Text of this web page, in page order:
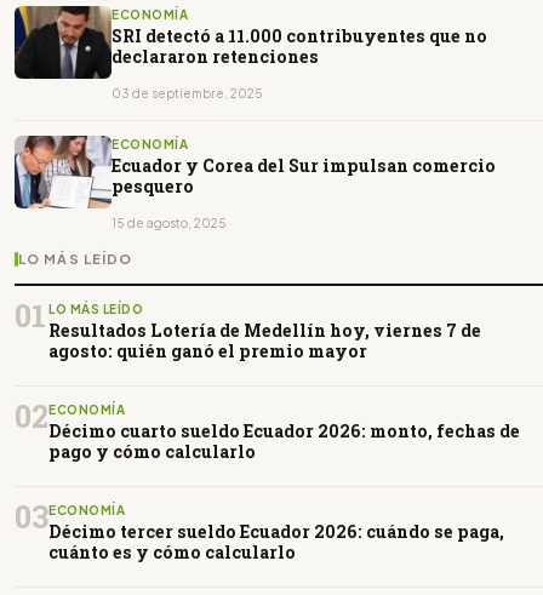
ECONOMÍA
SRI detectó a 11.000 contribuyentes que no
declararon retenciones
03 de septiembre, 2025
ECONOMÍA
Ecuador y Corea del Sur impulsan comercio
pesquero
15 de agosto, 2025
LO MÁS LEÍDO
01 LO MÁS LEÍDO
Resultados Lotería de Medellín hoy, viernes 7 de
agosto: quién ganó el premio mayor
02 ECONOMÍA
Décimo cuarto sueldo Ecuador 2026: monto, fechas de
pago y cómo calcularlo
03ECONOMÍA
Décimo tercer sueldo Ecuador 2026: cuándo se paga,
cuánto es y cómo calcularlo